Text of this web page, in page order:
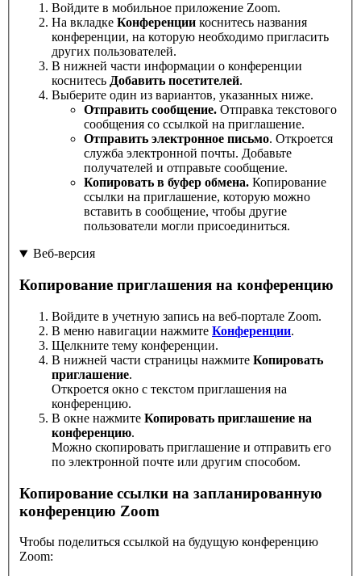
Войдите в мобильное приложение Zoom.
На вкладке Конференции коснитесь названия
конференции, на которую необходимо пригласить
других пользователей.
В нижней части информации о конференции
коснитесь Добавить посетителей.
Выберите один из вариантов, указанных ниже.
Отправить сообщение. Отправка текстового
сообщения со ссылкой на приглашение.
Отправить электронное письмо. Откроется
служба электронной почты. Добавьте
получателей и отправьте сообщение.
Копировать в буфер обмена. Копирование
ссылки на приглашение, которую можно
вставить в сообщение, чтобы другие
пользователи могли присоединиться.
Веб-версия
Копирование приглашения на конференцию
Войдите в учетную запись на веб-портале Zoom.
В меню навигации нажмите Конференции.
Щелкните тему конференции.
В нижней части страницы нажмите Копировать
приглашение.
Откроется окно с текстом приглашения на
конференцию.
В окне нажмите Копировать приглашение на
конференцию.
Можно скопировать приглашение и отправить его
по электронной почте или другим способом.
Копирование ссылки на запланированную
конференцию Zoom
Чтобы поделиться ссылкой на будущую конференцию
Zoom: